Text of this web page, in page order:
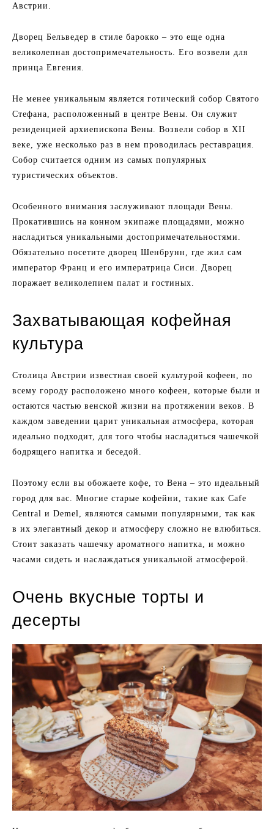
Австрии.
Дворец Бельведер в стиле барокко – это еще одна
великолепная достопримечательность. Его возвели для
принца Евгения.
Не менее уникальным является готический собор Святого
Стефана, расположенный в центре Вены. Он служит
резиденцией архиепископа Вены. Возвели собор в XII
веке, уже несколько раз в нем проводилась реставрация.
Собор считается одним из самых популярных
туристических объектов.
Особенного внимания заслуживают площади Вены.
Прокатившись на конном экипаже площадями, можно
насладиться уникальными достопримечательностями.
Обязательно посетите дворец Шенбрунн, где жил сам
император Франц и его императрица Сиси. Дворец
поражает великолепием палат и гостиных.
Захватывающая кофейная
культура
Столица Австрии известная своей культурой кофеен, по
всему городу расположено много кофеен, которые были и
остаются частью венской жизни на протяжении веков. В
каждом заведении царит уникальная атмосфера, которая
идеально подходит, для того чтобы насладиться чашечкой
бодрящего напитка и беседой.
Поэтому если вы обожаете кофе, то Вена – это идеальный
город для вас. Многие старые кофейни, такие как Cafe
Central и Demel, являются самыми популярными, так как
в их элегантный декор и атмосферу сложно не влюбиться.
Стоит заказать чашечку ароматного напитка, и можно
часами сидеть и наслаждаться уникальной атмосферой.
Очень вкусные торты и
десерты